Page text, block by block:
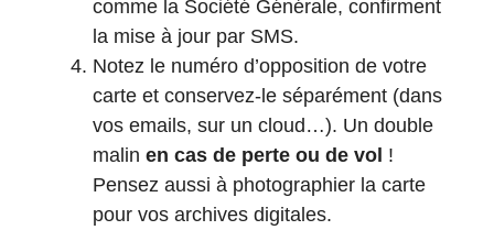
comme la Société Générale, confirment
la mise à jour par SMS.
Notez le numéro d’opposition de votre
carte et conservez-le séparément (dans
vos emails, sur un cloud…). Un double
malin en cas de perte ou de vol !
Pensez aussi à photographier la carte
pour vos archives digitales.